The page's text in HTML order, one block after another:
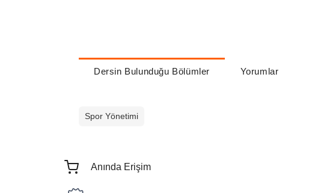
Dersin Bulunduğu Bölümler Yorumlar
Spor Yönetimi
Anında Erişim